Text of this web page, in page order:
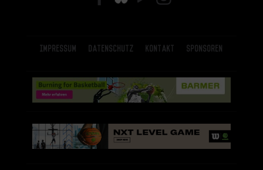
Impressum Datenschutz Kontakt Sponsoren